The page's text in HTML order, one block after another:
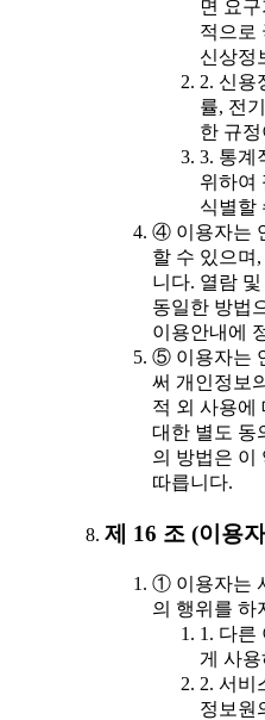
면 요
적으로
신상정
2. 신용
률, 전
한 규
3. 통계
위하여
식별할
④ 이용자는
할 수 있으며
니다. 열람
동일한 방법
이용안내에
⑤ 이용자는
써 개인정보
적 외 사용에
대한 별도 동
의 방법은 이
따릅니다.
제 16 조 (이용
① 이용자는
의 행위를 하
1. 다른
게 사용
2. 서비
정보원